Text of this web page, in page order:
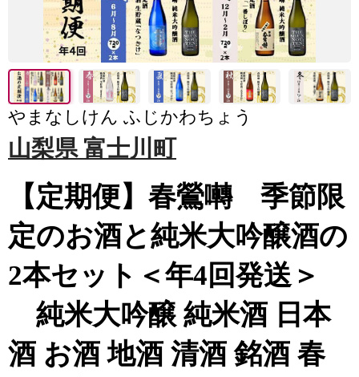
やまなしけん ふじかわちょう
山梨県 富士川町
【定期便】春鶯囀 季節限
定のお酒と純米大吟醸酒の
2本セット＜年4回発送＞
純米大吟醸 純米酒 日本
酒 お酒 地酒 清酒 銘酒 春